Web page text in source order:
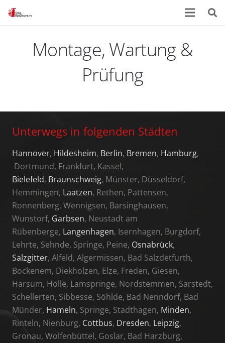
Montage, Wartung &
Prüfung
Unterwegs in folgenden Städten
Hannover, Hildesheim, Berlin, Bremen, Hamburg,
Dortmund, Frankfurt, Kassel,
Bielefeld, Braunschweig, Münster, Düsseldorf,
Hemmingen, Laatzen, Rethen, Pattensen,
Ronnenberg, Wennigsen, Barsinghausen,
Wunstorf, Garbsen, Neustadt am
Rübenberge, Langenhagen, Isernhagen, Burgdorf,
Lehrte, Sehnde, Springe, Peine, Osnabrück,
Salzgitter, Alfeld, Algermissen, Bad Salzdetfurth,
Bockenem, Diekholzen, Elze, Freden, Giesen,
Harsum, Holle, Lamspringe, Nordstemmen, Sarstedt,
Schellerten, Sibbesse, Söhlde, Bad Nenndorf, Bad
Münder, Hameln, Springe, Stadthagen, Minden,
Rinteln, Nienburg, Cottbus, Dresden, Leipzig,
Gronau, Wolfenbüttel, Goslar, Bad Harzburg,